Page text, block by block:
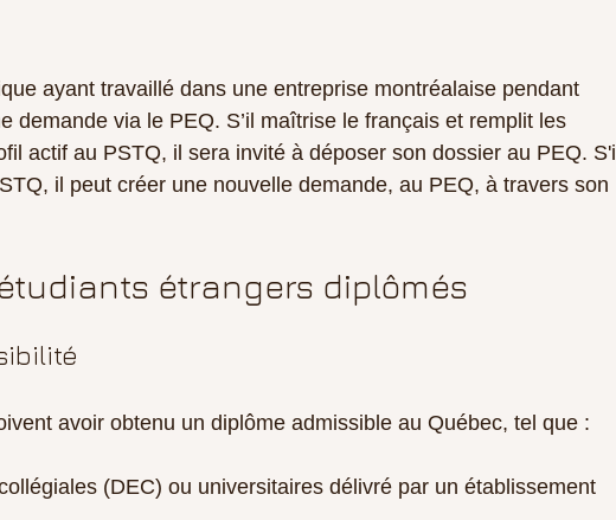
ayant travaillé dans une entreprise montréalaise pendant
demande via le PEQ. S’il maîtrise le français et remplit les
actif au PSTQ, il sera invité à déposer son dossier au PEQ. S'il
il peut créer une nouvelle demande, au PEQ, à travers son
étrangers diplômés
avoir obtenu un diplôme admissible au Québec, tel que :
(DEC) ou universitaires délivré par un établissement